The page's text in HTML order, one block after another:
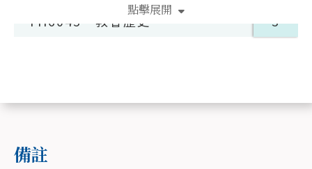
TH6043
教會歷史 3
科目編號 科目名稱 學分
點擊展開
備註